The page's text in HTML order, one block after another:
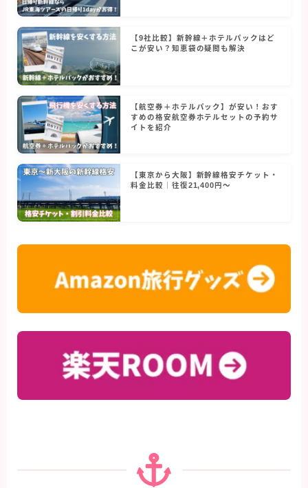
【9社比較】新幹線＋ホテルパックはど
こが安い？知恵袋の疑問も解決
【航空券＋ホテルパック】が安い！おす
すめの格安航空券ホテルセットの予約サ
イトを紹介
【東京から大阪】新幹線格安チケット・
料金比較｜往復21,400円〜